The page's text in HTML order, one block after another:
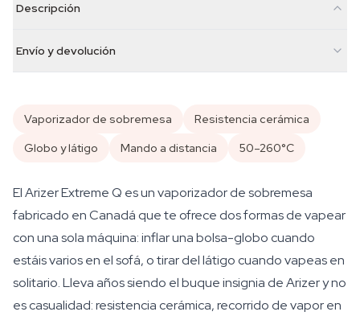
Descripción
Envío y devolución
Vaporizador de sobremesa
Resistencia cerámica
Globo y látigo
Mando a distancia 50–260°C
El Arizer Extreme Q es un vaporizador de sobremesa
fabricado en Canadá que te ofrece dos formas de vapear
con una sola máquina: inflar una bolsa-globo cuando
estáis varios en el sofá, o tirar del látigo cuando vapeas en
solitario. Lleva años siendo el buque insignia de Arizer y no
es casualidad: resistencia cerámica, recorrido de vapor en